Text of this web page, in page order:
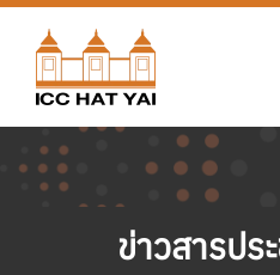
Skip to main content
ข่าวสารป